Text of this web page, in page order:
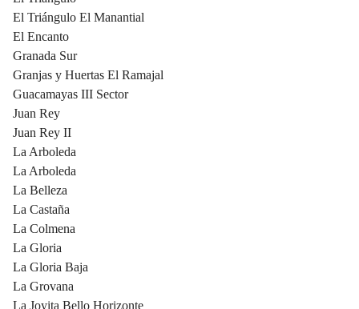
El Triángulo El Manantial
El Encanto
Granada Sur
Granjas y Huertas El Ramajal
Guacamayas III Sector
Juan Rey
Juan Rey II
La Arboleda
La Arboleda
La Belleza
La Castaña
La Colmena
La Gloria
La Gloria Baja
La Grovana
La Joyita Bello Horizonte